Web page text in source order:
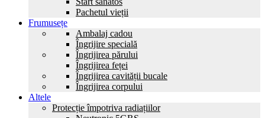
Pachetul vieții
Frumusețe
Ambalaj cadou
Îngrijire specială
Îngrijirea părului
Îngrijirea feței
Îngrijirea cavității bucale
Îngrijirea corpului
Altele
Protecție împotriva radiațiilor